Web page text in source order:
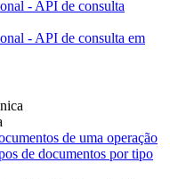
- API de consulta
- API de consulta em
de uma operação
de documentos por tipo